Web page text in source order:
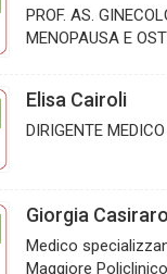
PROF. AS.
MENOPAUSA E
Elisa Cairoli
DIRIGENTE
Giorgia Casiraro
Medico
Maggiore